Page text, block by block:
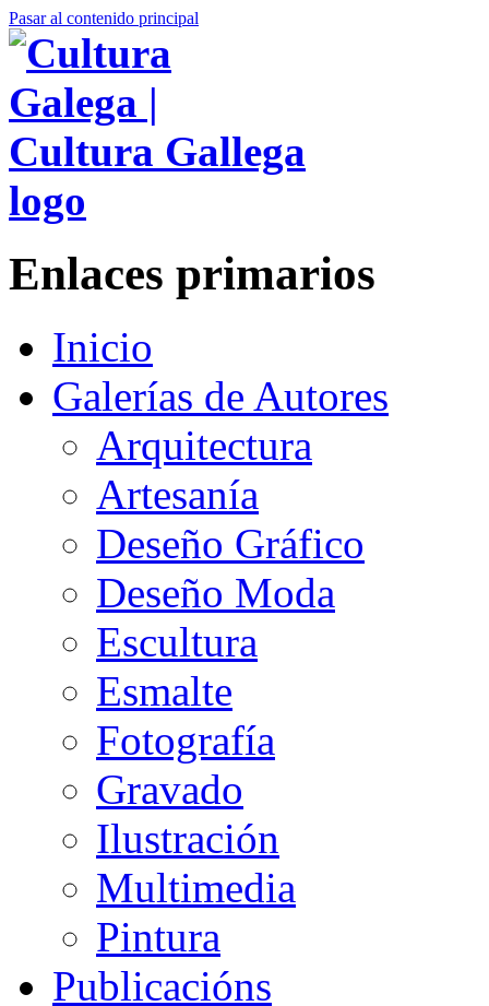
Pasar al contenido principal
Enlaces primarios
Inicio
Galerías de Autores
Arquitectura
Artesanía
Deseño Gráfico
Deseño Moda
Escultura
Esmalte
Fotografía
Gravado
Ilustración
Multimedia
Pintura
Publicacións